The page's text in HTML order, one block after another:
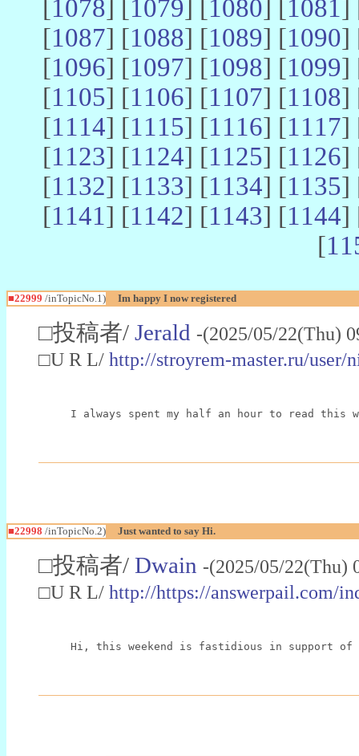
[1078] [1079] [1080] [1081]
[1087] [1088] [1089] [1090]
[1096] [1097] [1098] [1099]
[1105] [1106] [1107] [1108]
[1114] [1115] [1116] [1117]
[1123] [1124] [1125] [1126]
[1132] [1133] [1134] [1135]
[1141] [1142] [1143] [1144]
[
■22999 /inTopicNo.1) Im happy I now registered
□投稿者/ Jerald -(2025/05/22(Thu)
□U R L/ http://stroyrem-master.ru/user/
I always spent my half an hour to read
■22998 /inTopicNo.2) Just wanted to say Hi.
□投稿者/ Dwain -(2025/05/
□U R L/ http://https://answerpail.com/
Hi, this weekend is fastidious in support of